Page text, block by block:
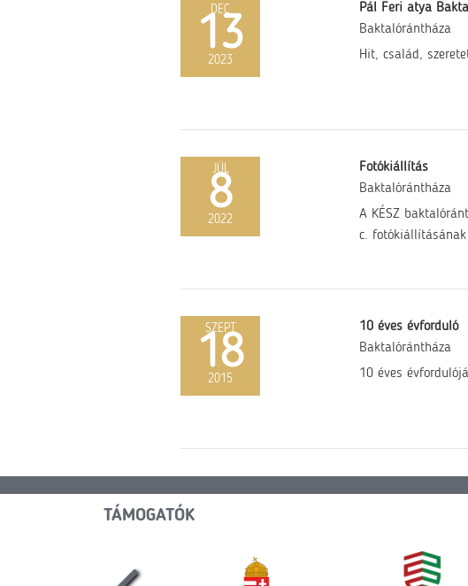
DEC
13
2023
Pál Feri atya
Baktalórántháza
Hit, család,
JÚL
8
2022
Fotókiállítás
Baktalórántháza
A KÉSZ
c.
SZEPT
18
2015
10 éves évforduló
Baktalórántháza
10 éves
TÁMOGATÓK